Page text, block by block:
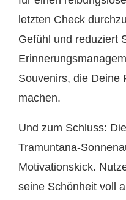
letzten Check
Gefühl und reduziert
Souvenirs, die Deine
machen.
Und zum Schluss:
Tramuntana-
Motivationskick.
seine Schönheit voll